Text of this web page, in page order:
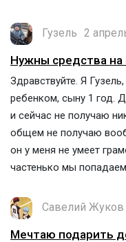
Гузель 2
Нужны средства на
Здравствуйте. Я
ребенком, сыну 1 год.
и сейчас не получаю
общем не получаю
он у меня не умеет
частенько мы
Савелий Жуков
Мечтаю подарить